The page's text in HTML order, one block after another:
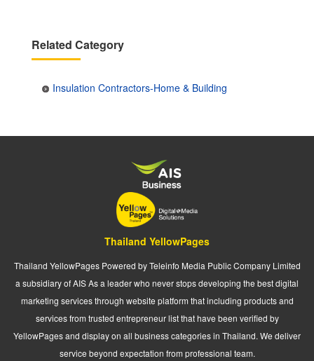
Related Category
Insulation Contractors-Home & Building
Thailand YellowPages
Thailand YellowPages Powered by Teleinfo Media Public Company Limited
a subsidiary of AIS As a leader who never stops developing the best digital
marketing services through website platform that including products and
services from trusted entrepreneur list that have been verified by
YellowPages and display on all business categories in Thailand. We deliver
service beyond expectation from professional team.